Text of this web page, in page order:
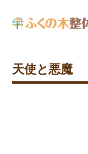
天使と悪魔